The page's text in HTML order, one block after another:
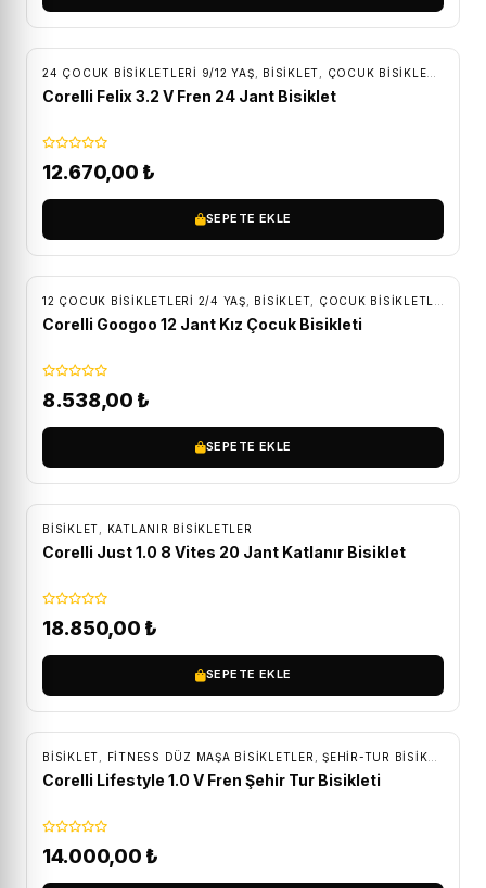
24 ÇOCUK BISIKLETLERI 9/12 YAŞ BİSİKLET ÇOCUK BISIKLETLERI
Corelli Felix 3.2 V Fren 24 Jant Bisiklet
12.670,00 ₺
SEPETE EKLE
12 ÇOCUK BISIKLETLERI 2/4 YAŞ BİSİKLET ÇOCUK BISIKLETLERI
Corelli Googoo 12 Jant Kız Çocuk Bisikleti
8.538,00 ₺
SEPETE EKLE
BİSİKLET KATLANIR BISIKLETLER
Corelli Just 1.0 8 Vites 20 Jant Katlanır Bisiklet
18.850,00 ₺
SEPETE EKLE
BİSİKLET FITNESS DÜZ MAŞA BISIKLETLER ŞEHIR-TUR BISIKLETLERI
Corelli Lifestyle 1.0 V Fren Şehir Tur Bisikleti
14.000,00 ₺